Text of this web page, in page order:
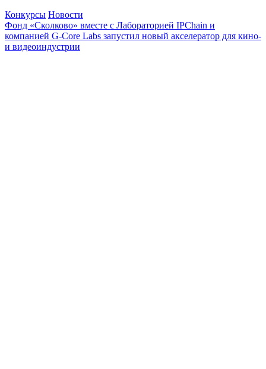
Конкурсы Новости
Фонд «Сколково» вместе с Лабораторией IPChain и
компанией G-Core Labs запустил новый акселератор для кино-
и видеоиндустрии